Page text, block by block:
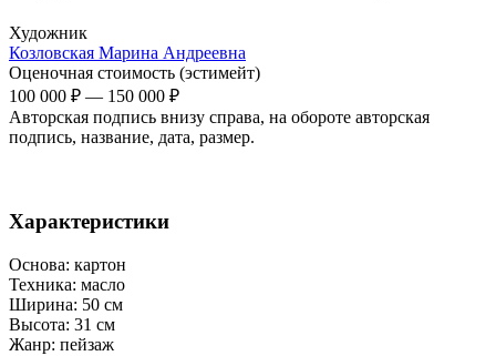
Художник
Козловская Марина Андреевна
Оценочная стоимость (эстимейт)
100 000 ₽ — 150 000 ₽
Авторская подпись внизу справа, на обороте авторская
подпись, название, дата, размер.
Характеристики
Основа: картон
Техника: масло
Ширина: 50 см
Высота: 31 см
Жанр: пейзаж